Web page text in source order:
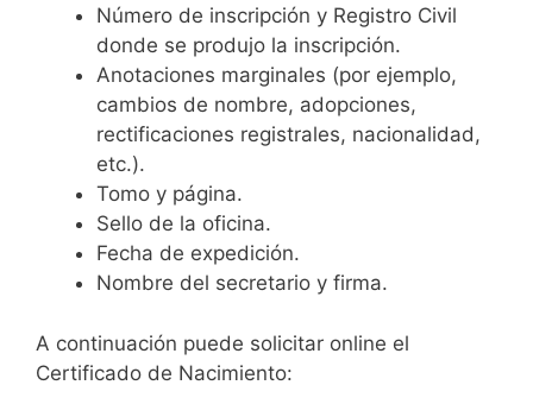
Número de inscripción y Registro Civil
donde se produjo la inscripción.
Anotaciones marginales (por ejemplo,
cambios de nombre, adopciones,
rectificaciones registrales, nacionalidad,
etc.).
Tomo y página.
Sello de la oficina.
Fecha de expedición.
Nombre del secretario y firma.
A continuación puede solicitar online el
Certificado de Nacimiento: